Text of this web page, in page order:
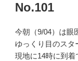
No.101
今朝（9/04）は眼
ゆっくり目のスタ
現地に14時に到着